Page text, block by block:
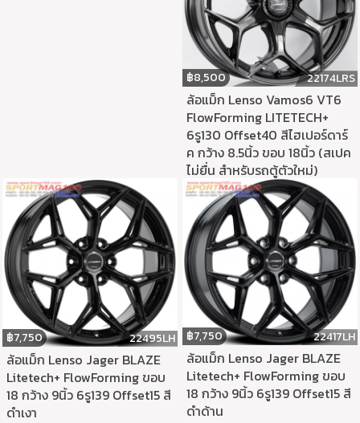
฿8,500 22174LRS
ล้อแม็ก Lenso Vamos6 VT6
FlowForming LITETECH+
6รู130 Offset40 สีไฮเปอร์ดาร์
ค กว้าง 8.5นิ้ว ขอบ 18นิ้ว (สเปค
ไม่ยื่น สำหรับรถตู้ตัวใหม่)
฿7,750 22495LH
ล้อแม็ก Lenso Jager BLAZE
Litetech+ FlowForming ขอบ
18 กว้าง 9นิ้ว 6รู139 Offset15 สี
ดำเงา
฿7,750 22417LH
ล้อแม็ก Lenso Jager BLAZE
Litetech+ FlowForming ขอบ
18 กว้าง 9นิ้ว 6รู139 Offset15 สี
ดำด้าน